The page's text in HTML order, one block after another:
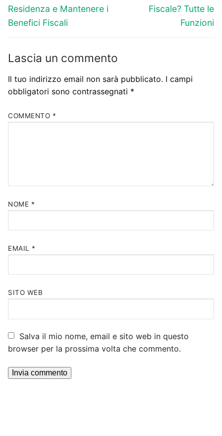
precedente:
Residenza e Mantenere i
Benefici Fiscali
successivo:Fiscale? Tutte le
Funzioni
Lascia un commento
Il tuo indirizzo email non sarà pubblicato. I campi
obbligatori sono contrassegnati *
COMMENTO *
NOME *
EMAIL *
SITO WEB
Salva il mio nome, email e sito web in questo
browser per la prossima volta che commento.